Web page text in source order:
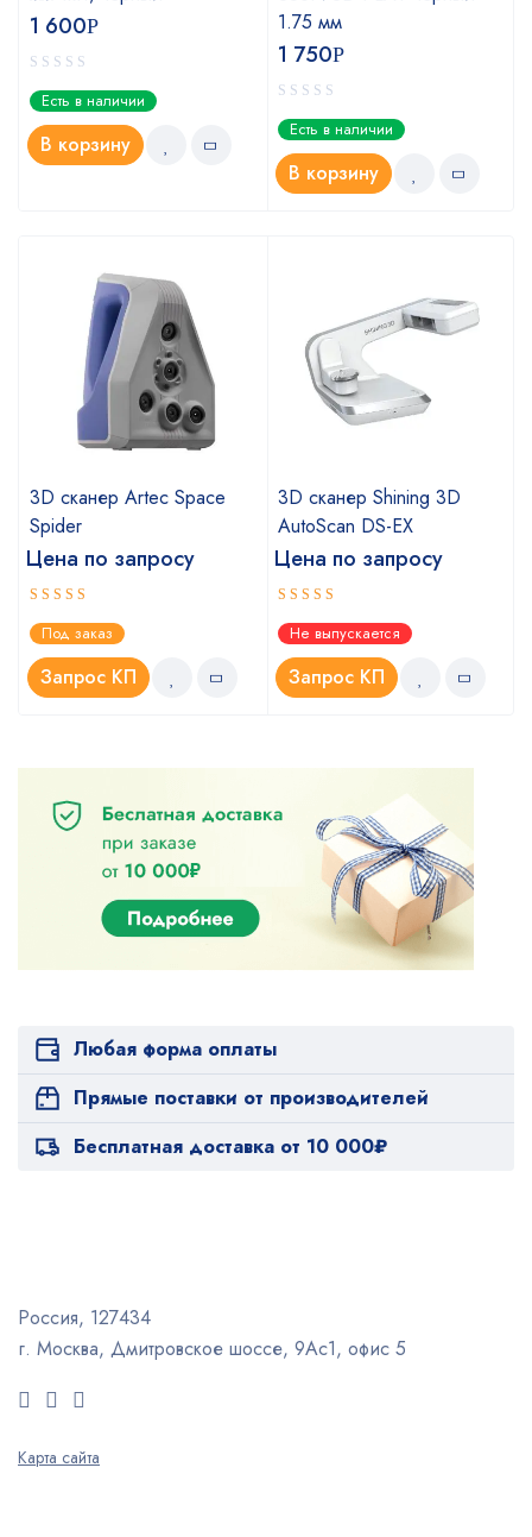
1 600Р
Есть в наличии
В корзину
1.75 мм
1 750Р
Есть в наличии
В корзину
3D сканер Artec Space
Spider
Цена по запросу
Оценка
5.00из 5
Под заказ
Запрос КП
3D сканер Shining 3D
AutoScan DS-EX
Цена по запросу
Оценка
4.67из 5
Не выпускается
Запрос КП
Любая форма оплаты
Прямые поставки от производителей
Бесплатная доставка от 10 000₽
Россия, 127434
г. Москва, Дмитровское шоссе, 9Ас1, офис 5
Карта сайта